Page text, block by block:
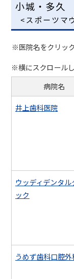
小城・多久
<スポーツマ
※医院名をクリッ
※横にスクロール
病院名
井上歯科医院
ウッディデンタル
ック
うめず歯科口腔